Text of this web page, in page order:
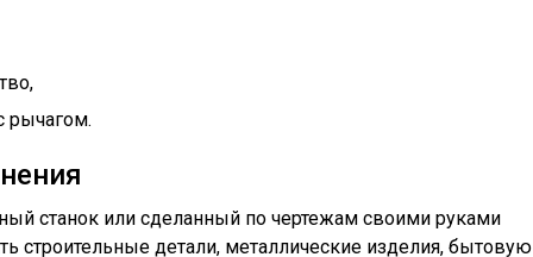
рычагом.
станок или сделанный по чертежам своими руками
строительные детали, металлические изделия, бытовую